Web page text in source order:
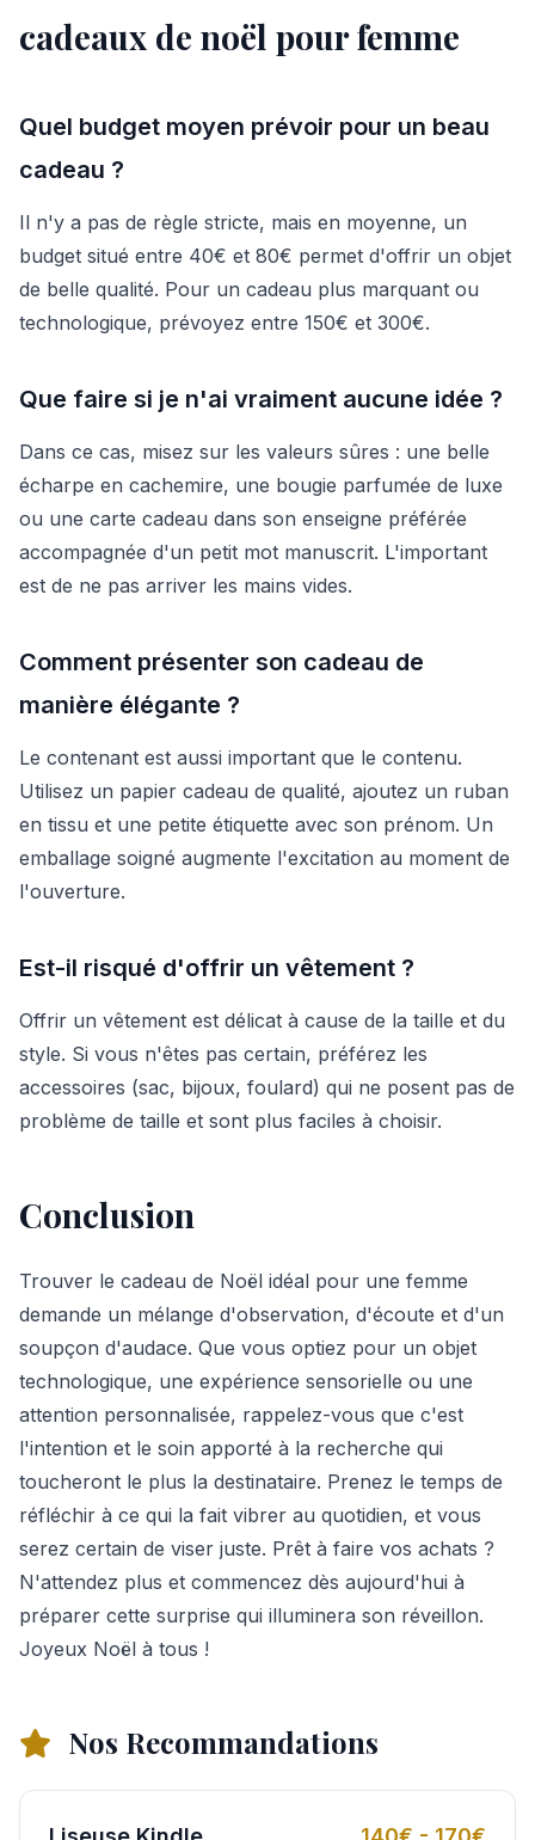
cadeaux de noël pour femme
Quel budget moyen prévoir pour un beau
cadeau ?
Il n'y a pas de règle stricte, mais en moyenne, un
budget situé entre 40€ et 80€ permet d'offrir un objet
de belle qualité. Pour un cadeau plus marquant ou
technologique, prévoyez entre 150€ et 300€.
Que faire si je n'ai vraiment aucune idée ?
Dans ce cas, misez sur les valeurs sûres : une belle
écharpe en cachemire, une bougie parfumée de luxe
ou une carte cadeau dans son enseigne préférée
accompagnée d'un petit mot manuscrit. L'important
est de ne pas arriver les mains vides.
Comment présenter son cadeau de
manière élégante ?
Le contenant est aussi important que le contenu.
Utilisez un papier cadeau de qualité, ajoutez un ruban
en tissu et une petite étiquette avec son prénom. Un
emballage soigné augmente l'excitation au moment de
l'ouverture.
Est-il risqué d'offrir un vêtement ?
Offrir un vêtement est délicat à cause de la taille et du
style. Si vous n'êtes pas certain, préférez les
accessoires (sac, bijoux, foulard) qui ne posent pas de
problème de taille et sont plus faciles à choisir.
Conclusion
Trouver le cadeau de Noël idéal pour une femme
demande un mélange d'observation, d'écoute et d'un
soupçon d'audace. Que vous optiez pour un objet
technologique, une expérience sensorielle ou une
attention personnalisée, rappelez-vous que c'est
l'intention et le soin apporté à la recherche qui
toucheront le plus la destinataire. Prenez le temps de
réfléchir à ce qui la fait vibrer au quotidien, et vous
serez certain de viser juste. Prêt à faire vos achats ?
N'attendez plus et commencez dès aujourd'hui à
préparer cette surprise qui illuminera son réveillon.
Joyeux Noël à tous !
Nos Recommandations